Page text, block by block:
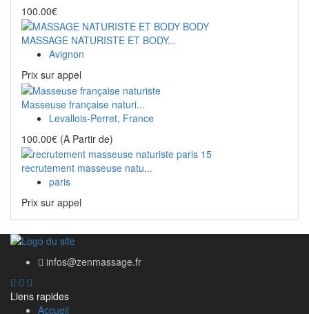
100.00€
MASSAGE NATURISTE ET BODY...
Avignon
Prix ​​sur appel
Masseuse française naturi...
Levallois-Perret, France
100.00€ (A Partir de)
recrutement masseuse natu...
paris
Prix ​​sur appel
infos@zenmassage.fr
Liens rapides
Accueil